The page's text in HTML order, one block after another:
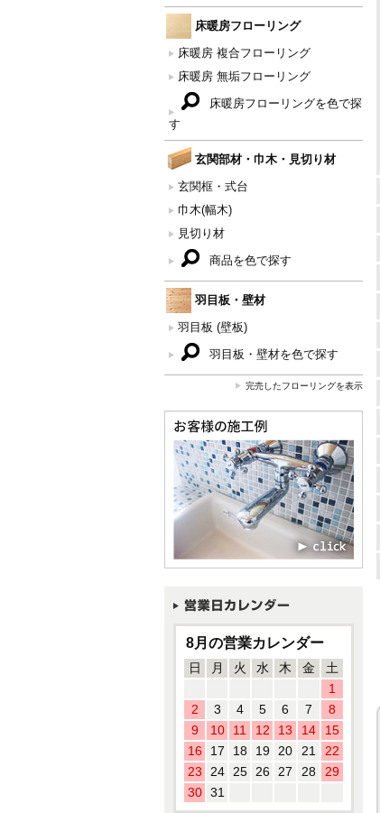
床暖房フローリング
床暖房 複合フローリング
床暖房 無垢フローリング
床暖房フローリングを色で探
す
玄関部材・巾木・見切り材
玄関框・式台
巾木(幅木)
見切り材
商品を色で探す
羽目板・壁材
羽目板 (壁板)
羽目板・壁材を色で探す
完売したフローリングを表示
8月の営業カレンダー
日 月 火 水 木 金
土
1
2
3 4 5 6 7
8
9
10 11 12 13 14
15
16
17 18 19 20 21
22
23
24 25 26 27 28
29
30 31